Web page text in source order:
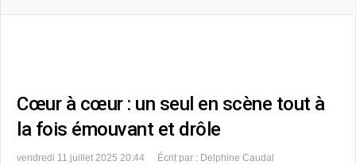
Cœur à cœur : un seul en scène tout à
la fois émouvant et drôle
vendredi 11 juillet 2025 20:44 Écrit par : Delphine Caudal